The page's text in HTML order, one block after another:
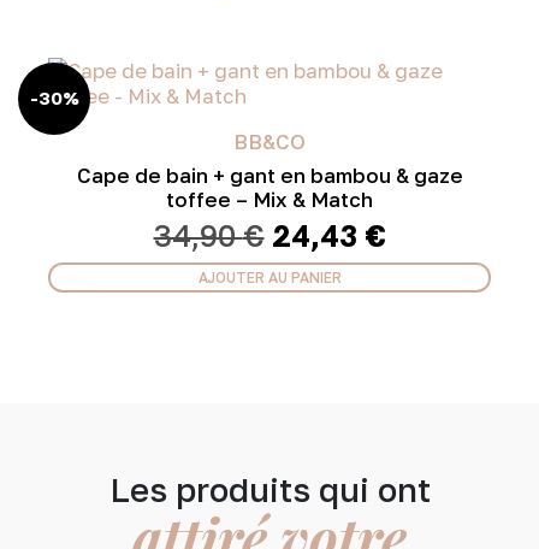
-30%
BB&CO
Cape de bain + gant en bambou & gaze
toffee – Mix & Match
34,90€ Le
prix
initial
24,43 €Le
prix
actuel
AJOUTER AU PANIER
Les produits qui ont